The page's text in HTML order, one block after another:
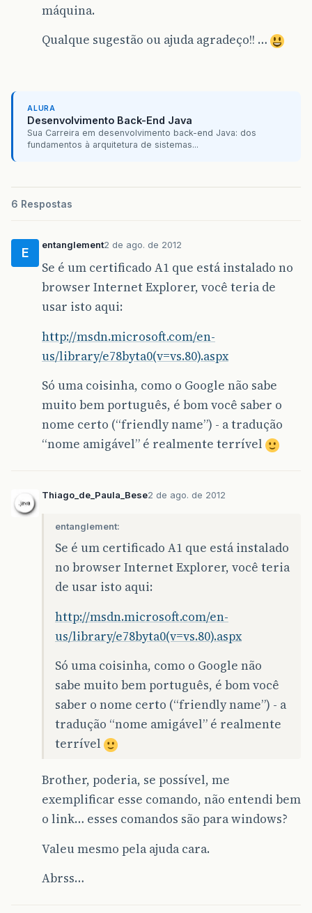
máquina.
Qualque sugestão ou ajuda agradeço!! …
ALURA
Desenvolvimento Back-End Java
Sua Carreira em desenvolvimento back-end Java: dos
fundamentos à arquitetura de sistemas...
6 Respostas
E
entanglement2 de ago. de 2012
Se é um certificado A1 que está instalado no
browser Internet Explorer, você teria de
usar isto aqui:
http://msdn.microsoft.com/en-
us/library/e78byta0(v=vs.80).aspx
Só uma coisinha, como o Google não sabe
muito bem português, é bom você saber o
nome certo (“friendly name”) - a tradução
“nome amigável” é realmente terrível
Thiago_de_Paula_Bese2 de ago. de 2012
entanglement:
Se é um certificado A1 que está instalado
no browser Internet Explorer, você teria
de usar isto aqui:
http://msdn.microsoft.com/en-
us/library/e78byta0(v=vs.80).aspx
Só uma coisinha, como o Google não
sabe muito bem português, é bom você
saber o nome certo (“friendly name”) - a
tradução “nome amigável” é realmente
terrível
Brother, poderia, se possível, me
exemplificar esse comando, não entendi bem
o link… esses comandos são para windows?
Valeu mesmo pela ajuda cara.
Abrss…